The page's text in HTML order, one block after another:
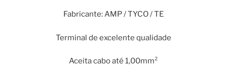
Fabricante: AMP / TYCO / TE
Terminal de excelente qualidade
Aceita cabo até 1,00mm²